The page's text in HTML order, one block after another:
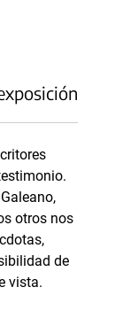
otros nos
de
vista.